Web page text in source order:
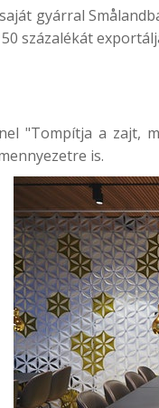
gyárral
százalékát
"Tompítja a zajt,
is.